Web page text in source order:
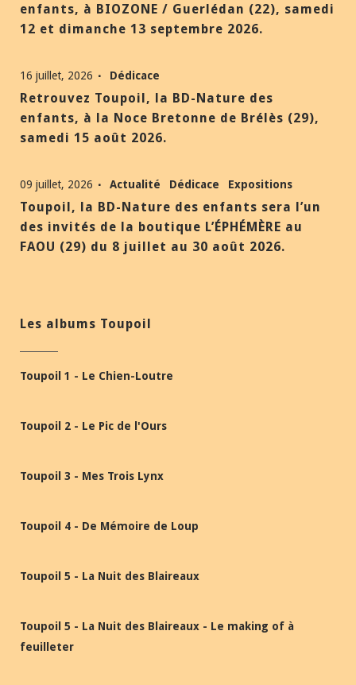
enfants, à BIOZONE / Guerlédan (22), samedi
12 et dimanche 13 septembre 2026.
16 juillet, 2026 Dédicace
Retrouvez Toupoil, la BD-Nature des
enfants, à la Noce Bretonne de Brélès (29),
samedi 15 août 2026.
09 juillet, 2026 Actualité Dédicace Expositions
Toupoil, la BD-Nature des enfants sera l’un
des invités de la boutique L’ÉPHÉMÈRE au
FAOU (29) du 8 juillet au 30 août 2026.
Les albums Toupoil
Toupoil 1 - Le Chien-Loutre
Toupoil 2 - Le Pic de l'Ours
Toupoil 3 - Mes Trois Lynx
Toupoil 4 - De Mémoire de Loup
Toupoil 5 - La Nuit des Blaireaux
Toupoil 5 - La Nuit des Blaireaux - Le making of à
feuilleter